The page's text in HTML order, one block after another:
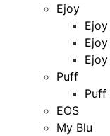
Ejoy
Puff
Puff
EOS
My Blu